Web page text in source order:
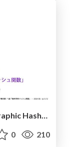
暗号学的ハッシュ関数 / Cryptographic Hash Functions
0 210